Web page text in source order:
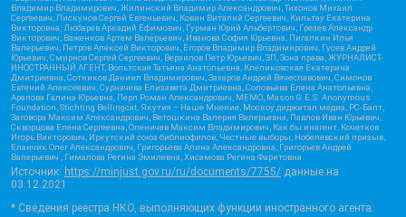
Владимир Владимирович, Жилинский Владимир Александрович, Тихонов Михаил
Сергеевич, Пискунов Сергей Евгеньевич, Ковин Виталий Сергеевич, Кильтау Екатерина
Викторовна, Любарев Аркадий Ефимович, Гурман Юрий Альбертович, Грезев Александр
Викторович, Важенков Артем Валерьевич, Иванова София Юрьевна, Пигалкин Илья
Валерьевич, Петров Алексей Викторович, Егоров Владимир Владимирович, Гусев Андрей
Юрьевич, Смирнов Сергей Сергеевич, Верзилов Петр Юрьевич, ЗП, Зона права, ЖУРНАЛИСТ-
ИНОСТРАННЫЙ АГЕНТ, Вольтская Татьяна Анатольевна, Клепиковская Екатерина
Дмитриевна, Сотников Даниил Владимирович, Захаров Андрей Вячеславович, Симонов
Евгений Алексеевич, Сурначева Елизавета Дмитриевна, Соловьева Елена Анатольевна,
Арапова Галина Юрьевна, Перл Роман Александрович, МЕМО, Mason G.E.S. Anonymous
Foundation, Stichting Bellingcat, Якутия – Наше Мнение, Москоу диджитал медиа, РС-Балт,
Заговора Максим Александрович, Ветошкина Валерия Валерьевна, Павлов Иван Юрьевич,
Скворцова Елена Сергеевна, Оленичев Максим Владимирович, Как бы инагент, Кочетков
Игорь Викторович, Иркутский союз библиофилов, Честные выборы, Нобелевский призыв,
Еланчик Олег Александрович, Григорьева Алина Александровна, Григорьев Андрей
Валерьевич , Гималова Регина Эмилевна, Хисамова Регина Фаритовна
Источник: https://minjust.gov.ru/ru/documents/7755/ данные на
03.12.2021
* Сведения реестра НКО, выполняющих функции иностранного агента: